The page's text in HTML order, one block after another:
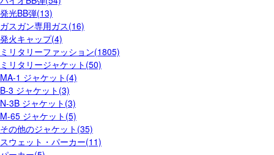
発光BB弾(13)
ガスガン専用ガス(16)
発火キャップ(4)
ミリタリーファッション(1805)
ミリタリージャケット(50)
MA-1 ジャケット(4)
B-3 ジャケット(3)
N-3B ジャケット(3)
M-65 ジャケット(5)
その他のジャケット(35)
スウェット・パーカー(11)